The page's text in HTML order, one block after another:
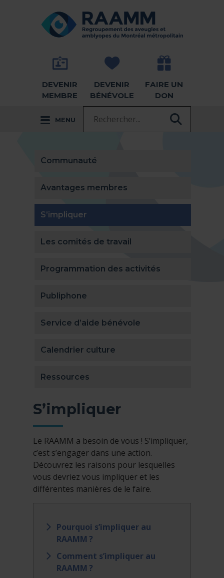
RETOUR À LA PAGE D'ACCUEIL -
DEVENIR
MEMBRE
DEVENIR
BÉNÉVOLE
FAIRE UN
DON
MENU
Communauté
Avantages membres
S’impliquer
Les comités de travail
Programmation des activités
Publiphone
Service d’aide bénévole
Calendrier culture
Ressources
S’impliquer
Le RAAMM a besoin de vous ! S’impliquer,
c’est s’engager dans une action.
Découvrez les raisons pour lesquelles
vous devriez vous impliquer et les
différentes manières de le faire.
Pourquoi s’impliquer au
RAAMM ?
Comment s’impliquer au
RAAMM ?